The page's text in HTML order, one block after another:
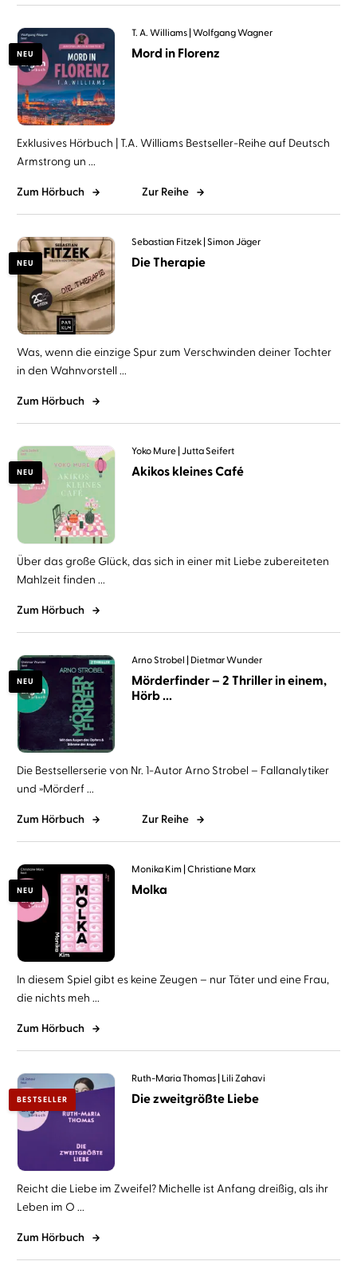
NEU
T. A. Williams Wolfgang Wagner
Mord in Florenz
Exklusives Hörbuch | T.A. Williams Bestseller-Reihe auf Deutsch
Armstrong un ...
Zum Hörbuch Zur Reihe
NEU
Sebastian Fitzek Simon Jäger
Die Therapie
Was, wenn die einzige Spur zum Verschwinden deiner Tochter
in den Wahnvorstell ...
Zum Hörbuch
NEU
Yoko Mure Jutta Seifert
Akikos kleines Café
Über das große Glück, das sich in einer mit Liebe zubereiteten
Mahlzeit finden ...
Zum Hörbuch
NEU
Arno Strobel Dietmar Wunder
Mörderfinder – 2 Thriller in einem,
Hörb ...
Die Bestsellerserie von Nr. 1-Autor Arno Strobel – Fallanalytiker
und »Mörderf ...
Zum Hörbuch Zur Reihe
NEU
Monika Kim Christiane Marx
Molka
In diesem Spiel gibt es keine Zeugen – nur Täter und eine Frau,
die nichts meh ...
Zum Hörbuch
BESTSELLER
Ruth-Maria Thomas Lili Zahavi
Die zweitgrößte Liebe
Reicht die Liebe im Zweifel? Michelle ist Anfang dreißig, als ihr
Leben im O ...
Zum Hörbuch